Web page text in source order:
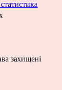
захищені